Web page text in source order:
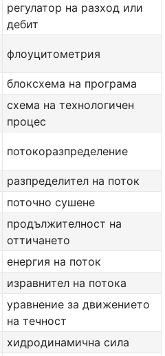
регулатор на разход или
дебит
флоуцитометрия
блоксхема на програма
схема на технологичен
процес
потокоразпределение
разпределител на поток
поточно сушене
продължителност на
оттичането
енергия на поток
изравнител на потока
уравнение за движението
на течност
хидродинамична сила